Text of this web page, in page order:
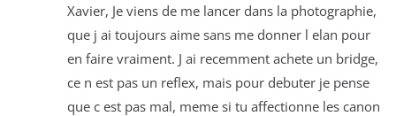
Xavier, Je viens de me lancer dans la photographie,
que j ai toujours aime sans me donner l elan pour
en faire vraiment. J ai recemment achete un bridge,
ce n est pas un reflex, mais pour debuter je pense
que c est pas mal, meme si tu affectionne les canon